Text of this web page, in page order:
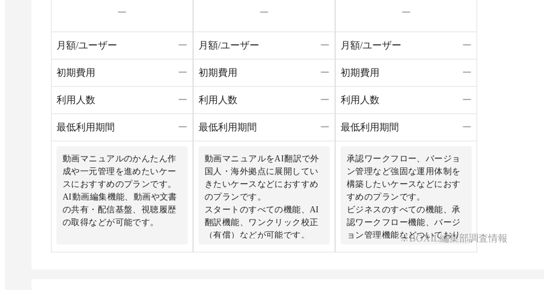
ー
月額/ユーザー ー
初期費用 ー
利用人数 ー
最低利用期間 ー
動画マニュアルのかんたん作
成や一元管理を進めたいケー
スにおすすめのプランです。
AI動画編集機能、動画や文書
の共有・配信基盤、視聴履歴
の取得などが可能です。
ー
月額/ユーザー ー
初期費用 ー
利用人数 ー
最低利用期間 ー
動画マニュアルをAI翻訳で外
国人・海外拠点に展開してい
きたいケースなどにおすすめ
のプランです。
スタートのすべての機能、AI
翻訳機能、ワンクリック校正
（有償）などが可能です。
ー
月額/ユーザー ー
初期費用 ー
利用人数 ー
最低利用期間 ー
承認ワークフロー、バージョ
ン管理など強固な運用体制を
構築したいケースなどにおす
すめのプランです。
ビジネスのすべての機能、承
認ワークフロー機能、バージ
ョン管理機能などついており
※BOXIL編集部調査情報